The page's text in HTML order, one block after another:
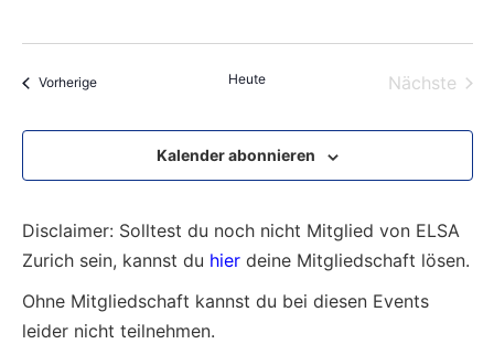
VorherigeVeranstaltungen Heute Nächste
Kalender abonnieren
Disclaimer: Solltest du noch nicht Mitglied von ELSA
Zurich sein, kannst du hierdeine Mitgliedschaft lösen.
Ohne Mitgliedschaft kannst du bei diesen Events
leider nicht teilnehmen.